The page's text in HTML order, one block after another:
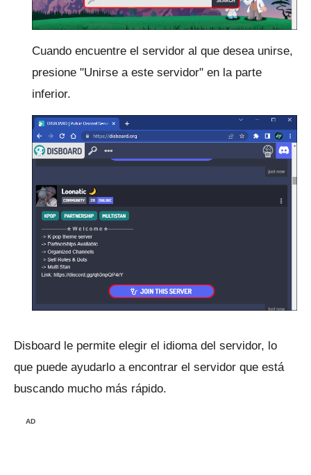
Cuando encuentre el servidor al que desea unirse,
presione "Unirse a este servidor" en la parte
inferior.
Disboard le permite elegir el idioma del servidor, lo
que puede ayudarlo a encontrar el servidor que está
buscando mucho más rápido.
AD